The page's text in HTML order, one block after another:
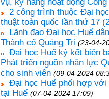
2 công trình thuộc Đại
thuật toàn quốc lần thứ 17
Lãnh đạo Đại học Huế
Thành cổ Quảng Trị (23-04-
Đại học Huế ký kết biên
Phát triển nguồn nhân lực
cho sinh viên (09-04-2024
Đại học Huể phối hợp
tại Huế (07-04-2024 17:09)